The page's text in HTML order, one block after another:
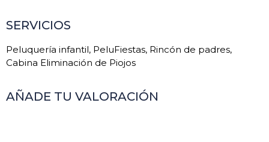
SERVICIOS
Peluquería infantil, PeluFiestas, Rincón de padres,
Cabina Eliminación de Piojos
AÑADE TU VALORACIÓN